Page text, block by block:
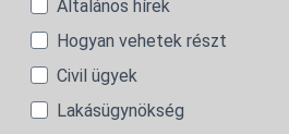
Általános hírek
Hogyan vehetek részt
Civil ügyek
Lakásügynökség